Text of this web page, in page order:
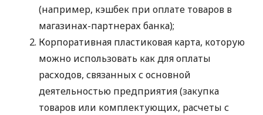
(например, кэшбек при оплате товаров в
магазинах-партнерах банка);
Корпоративная пластиковая карта, которую
можно использовать как для оплаты
расходов, связанных с основной
деятельностью предприятия (закупка
товаров или комплектующих, расчеты с